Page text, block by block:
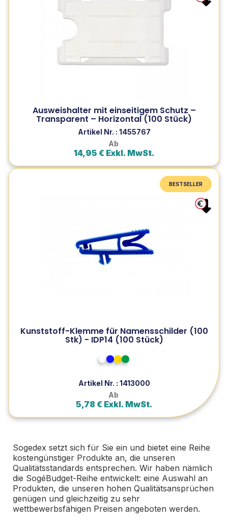
Preisgünstige, robuste und langlebige Ausweishülle mit
1-seitigem Schutz aus recycelbarem Polypropylen.
Einfacher Zugang, kompatibel mit Clips und
Befestigungen.
Ausweishalter mit einseitigem Schutz –
Transparent – Horizontal (100 Stück)
Artikel Nr. : 1455767
Ab
14,95 € Exkl. MwSt.
Zum Produkt
In den Warenkorb
BESTSELLER
Farbiger Plastikclip mit Krokodilklemme ohne Riemen
aus der SogéBudget-Reihe, ideal für den kleinen
Kunststoff-Klemme für Namensschilder (100
Stk) - IDP14 (100 Stück)
Weiß
Königsblau (293 c)
Jaune (108 c)
Vert (347 c)
Artikel Nr. : 1413000
Ab
5,78 € Exkl. MwSt.
Zum Produkt
Sogedex setzt sich für Sie ein und bietet eine Reihe
kostengünstiger Produkte an, die unseren
Qualitätsstandards entsprechen. Wir haben nämlich
die SogéBudget-Reihe entwickelt: eine Auswahl an
Produkten, die unseren hohen Qualitätsansprüchen
genügen und gleichzeitig zu sehr
wettbewerbsfähigen Preisen angeboten werden.